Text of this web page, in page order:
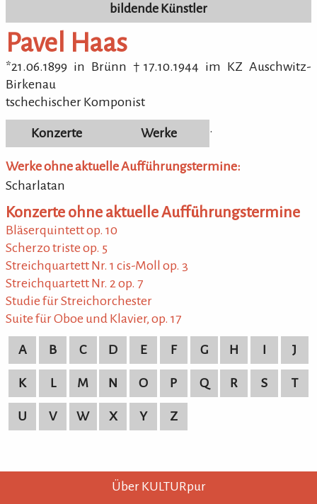
bildende Künstler
Komponisten
Pavel Haas
*21.06.1899 in Brünn †17.10.1944 im KZ Auschwitz-
Birkenau
tschechischer Komponist
Konzerte Werke .
Werke ohne aktuelle Aufführungstermine:
Scharlatan
Konzerte ohne aktuelle Aufführungstermine
Bläserquintett op. 10
Scherzo triste op. 5
Streichquartett Nr. 1 cis-Moll op. 3
Streichquartett Nr. 2 op. 7
Studie für Streichorchester
Suite für Oboe und Klavier, op. 17
A B C D E F G H I J
K L M N O P Q R S T
U V W X Y Z
KULTURpur - wissen wo was läuft.
KULTURpur FooterÜber KULTURpur